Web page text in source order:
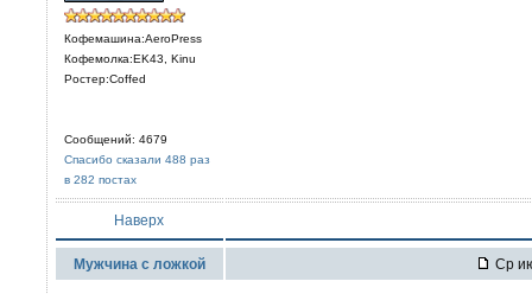
Кофемашина:AeroPress
Кофемолка:EK43, Kinu
Ростер:Coffed
Сообщений: 4679
Спасибо сказали 488 раз
в 282 постах
Наверх
Мужчина с ложкой Ср